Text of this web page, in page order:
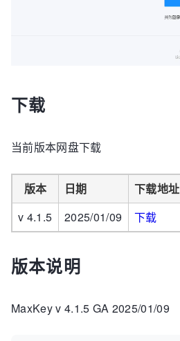
下载
当前版本网盘下载
版本 日期
下载地址
v 4.1.5
2025/01/09 下载
版本说明
MaxKey v 4.1.5 GA 2025/01/09